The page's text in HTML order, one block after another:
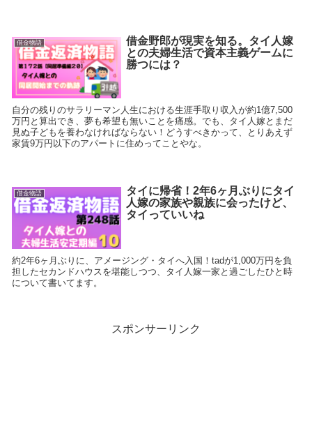
借金物語
借金野郎が現実を知る。タイ人嫁
との夫婦生活で資本主義ゲームに
勝つには？
自分の残りのサラリーマン人生における生涯手取り収入が約1億7,500
万円と算出でき、夢も希望も無いことを痛感。でも、タイ人嫁とまだ
見ぬ子どもを養わなければならない！どうすべきかって、とりあえず
家賃9万円以下のアパートに住めってことやな。
借金物語
タイに帰省！2年6ヶ月ぶりにタイ
人嫁の家族や親族に会ったけど、
タイっていいね
約2年6ヶ月ぶりに、アメージング・タイへ入国！tadが1,000万円を負
担したセカンドハウスを堪能しつつ、タイ人嫁一家と過ごしたひと時
について書いてます。
スポンサーリンク